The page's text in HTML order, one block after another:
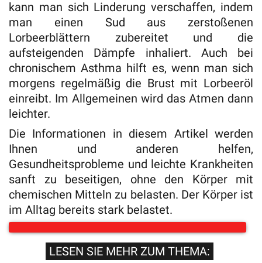
kann man sich Linderung verschaffen, indem
man einen Sud aus zerstoßenen
Lorbeerblättern zubereitet und die
aufsteigenden Dämpfe inhaliert. Auch bei
chronischem Asthma hilft es, wenn man sich
morgens regelmäßig die Brust mit Lorbeeröl
einreibt. Im Allgemeinen wird das Atmen dann
leichter.
Die Informationen in diesem Artikel werden
Ihnen und anderen helfen,
Gesundheitsprobleme und leichte Krankheiten
sanft zu beseitigen, ohne den Körper mit
chemischen Mitteln zu belasten. Der Körper ist
im Alltag bereits stark belastet.
LESEN SIE MEHR ZUM THEMA: